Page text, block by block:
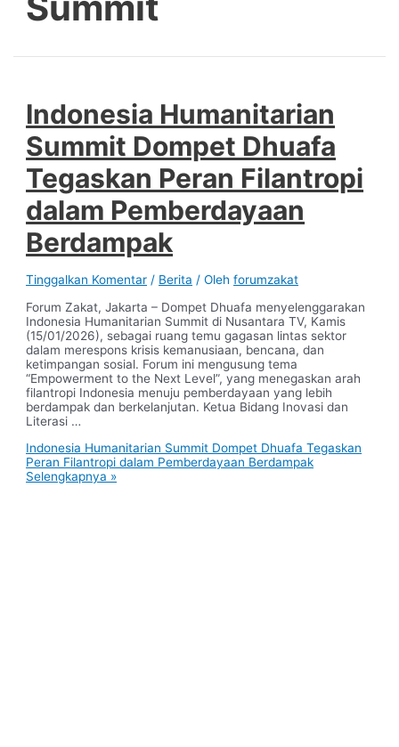
Indonesia Humanitarian
Summit Dompet Dhuafa
Tegaskan Peran Filantropi
dalam Pemberdayaan
Berdampak
Tinggalkan Komentar / Berita / Olehforumzakat
Forum Zakat, Jakarta – Dompet Dhuafa menyelenggarakan
Indonesia Humanitarian Summit di Nusantara TV, Kamis
(15/01/2026), sebagai ruang temu gagasan lintas sektor
dalam merespons krisis kemanusiaan, bencana, dan
ketimpangan sosial. Forum ini mengusung tema
“Empowerment to the Next Level”, yang menegaskan arah
filantropi Indonesia menuju pemberdayaan yang lebih
berdampak dan berkelanjutan. Ketua Bidang Inovasi dan
Literasi …
Indonesia Humanitarian Summit Dompet Dhuafa Tegaskan
Peran Filantropi dalam Pemberdayaan Berdampak
Selengkapnya »